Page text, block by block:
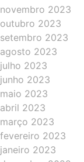
novembro 2023
outubro 2023
setembro 2023
agosto 2023
julho 2023
junho 2023
maio 2023
abril 2023
março 2023
fevereiro 2023
janeiro 2023